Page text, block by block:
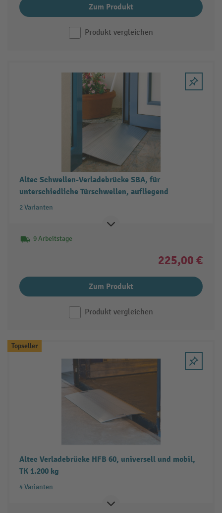
Zum Produkt
Produkt vergleichen
Altec Schwellen-Verladebrücke SBA, für
unterschiedliche Türschwellen, aufliegend
2 Varianten
9 Arbeitstage
225,00 €
Zum Produkt
Produkt vergleichen
Topseller
Altec Verladebrücke HFB 60, universell und mobil,
TK 1.200 kg
4 Varianten